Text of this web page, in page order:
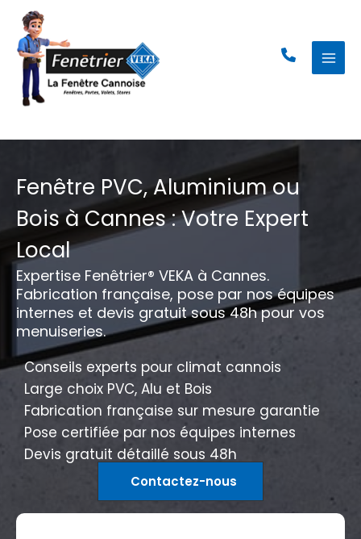
contenu
Fenêtre PVC, Aluminium ou
Bois à Cannes : Votre Expert
Local
Expertise Fenêtrier® VEKA à Cannes.
Fabrication française, pose par nos équipes
internes et devis gratuit sous 48h pour vos
menuiseries.
Conseils experts pour climat cannois
Large choix PVC, Alu et Bois
Fabrication française sur mesure garantie
Pose certifiée par nos équipes internes
Devis gratuit détaillé sous 48h
Contactez-nous